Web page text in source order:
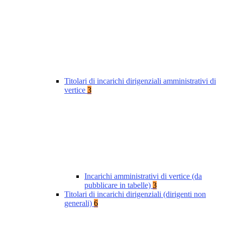
Titolari di incarichi dirigenziali amministrativi di
vertice 3
Incarichi amministrativi di vertice (da
pubblicare in tabelle) 3
Titolari di incarichi dirigenziali (dirigenti non
generali) 6